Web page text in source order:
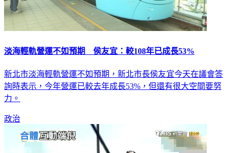
淡海輕軌營運不如預期 侯友宜：較108年已成長53%
新北市淡海輕軌營運不如預期，新北市長侯友宜今天在議會答
詢時表示，今年營運已較去年成長53%，但還有很大空間要努
力。
政治